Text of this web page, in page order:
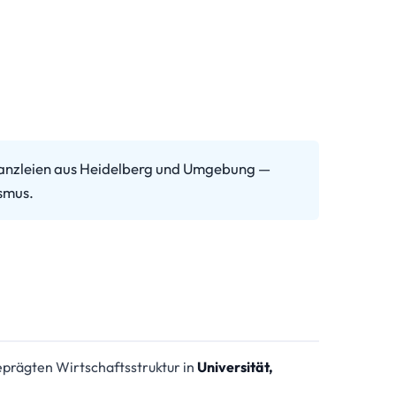
aus Heidelberg und Umgebung —
Wirtschaftsstruktur in Universität,